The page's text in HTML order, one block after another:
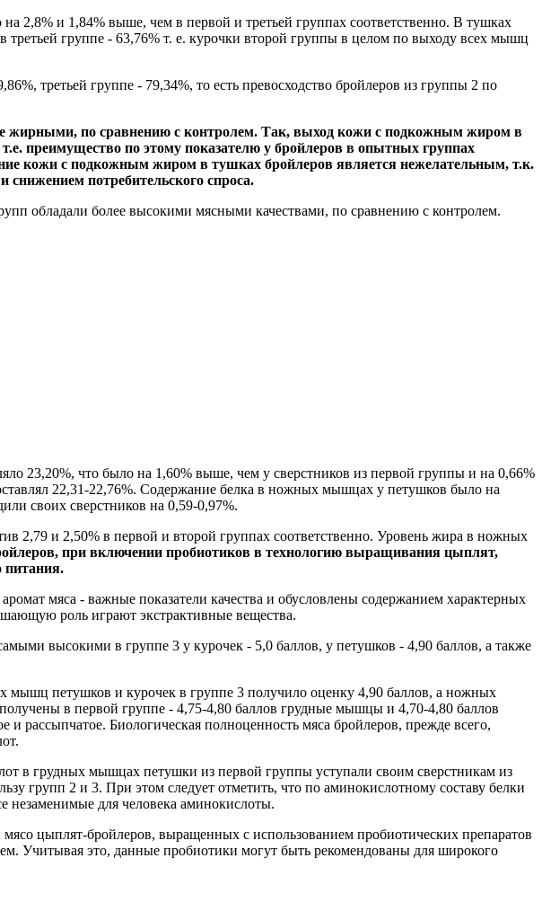
и 1,84% выше, чем в первой и третьей группах соответственно. В тушках
группе - 63,76% т. е. курочки второй группы в целом по выходу всех мышц
третьей группе - 79,34%, то есть превосходство бройлеров из группы 2 по
жирными, по сравнению с контролем. Так, выход кожи с подкожным жиром в
преимущество по этому показателю у бройлеров в опытных группах
кожи с подкожным жиром в тушках бройлеров является нежелательным, т.к.
снижением потребительского спроса.
обладали более высокими мясными качествами, по сравнению с контролем.
23,20%, что было на 1,60% выше, чем у сверстников из первой группы и на 0,66%
22,31-22,76%. Содержание белка в ножных мышцах у петушков было на
своих сверстников на 0,59-0,97%.
2,79 и 2,50% в первой и второй группах соответственно. Уровень жира в ножных
при включении пробиотиков в технологию выращивания цыплят,
питания.
мяса - важные показатели качества и обусловлены содержанием характерных
роль играют экстрактивные вещества.
высокими в группе 3 у курочек - 5,0 баллов, у петушков - 4,90 баллов, а также
мышц петушков и курочек в группе 3 получило оценку 4,90 баллов, а ножных
в первой группе - 4,75-4,80 баллов грудные мышцы и 4,70-4,80 баллов
Биологическая полноценность мяса бройлеров, прежде всего,
в грудных мышцах петушки из первой группы уступали своим сверстникам из
групп 2 и 3. При этом следует отметить, что по аминокислотному составу белки
незаменимые для человека аминокислоты.
цыплят-бройлеров, выращенных с использованием пробиотических препаратов
Учитывая это, данные пробиотики могут быть рекомендованы для широкого